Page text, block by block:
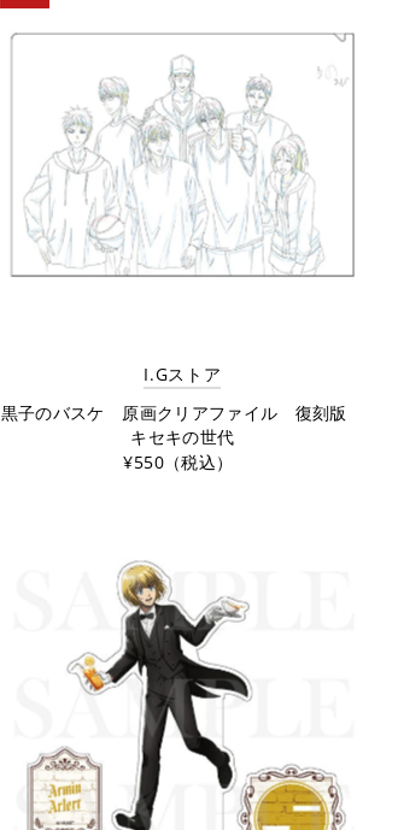
I.Gストア
黒子のバスケ 原画クリアファイル 復刻版
キセキの世代
¥550（税込）